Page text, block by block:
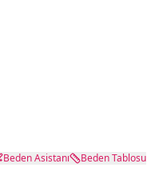
Beden Asistanı Beden Tablosu